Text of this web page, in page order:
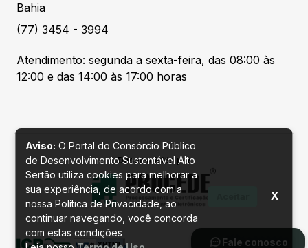
Fale conosco
Bahia
(77) 3454 - 3994
Atendimento: segunda a sexta-feira, das 08:00 às
12:00 e das 14:00 às 17:00 horas
Desenvolvido por
Aviso: O Portal do Consórcio Público
de Desenvolvimento Sustentável Alto
Sertão utiliza cookies para melhorar a
sua experiência, de acordo com a
nossa Política de Privacidade, ao
continuar navegando, você concorda
com estas condições
X